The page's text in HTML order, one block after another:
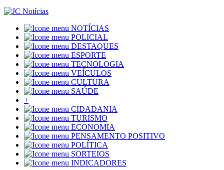
NOTÍCIAS
POLICIAL
DESTAQUES
ESPORTE
TECNOLOGIA
VEÍCULOS
CULTURA
SAÚDE
+
CIDADANIA
TURISMO
ECONOMIA
PENSAMENTO POSITIVO
POLÍTICA
SORTEIOS
INDICADORES